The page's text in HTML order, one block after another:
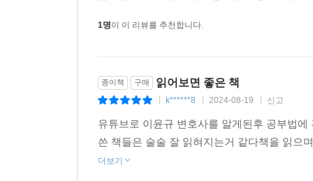
1명이 이 리뷰를 추천합니다.
종이책 구매 읽어보면 좋은 책
k******8 2024-08-19 신고
유튜브로 이윤규 변호사를 알게된후 공부법
쓴 책들은 술술 잘 읽혀지는거 같다책을 읽으
더보기